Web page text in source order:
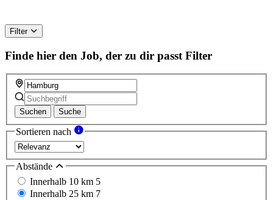
Filter
Finde hier den Job, der zu dir passt Filter
Suchen Suche
Sortieren nach
Abstände
Innerhalb 10 km 5
Innerhalb 25 km 7